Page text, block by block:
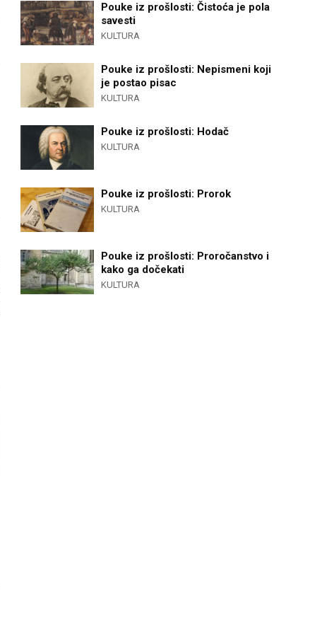
Pouke iz prošlosti: Čistoća je pola
savesti
KULTURA
Pouke iz prošlosti: Nepismeni koji
je postao pisac
KULTURA
Pouke iz prošlosti: Hodač
KULTURA
Pouke iz prošlosti: Prorok
KULTURA
Pouke iz prošlosti: Proročanstvo i
kako ga dočekati
KULTURA